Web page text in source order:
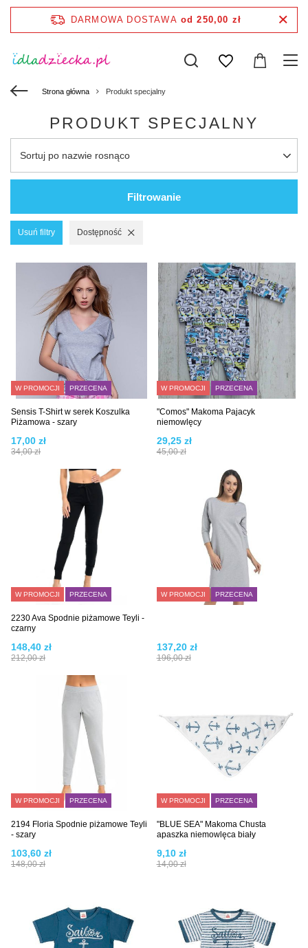
DARMOWA DOSTAWA od 250,00 zł
Strona główna Produkt specjalny
PRODUKT SPECJALNY
Sortuj po nazwie rosnąco
Filtrowanie
Usuń filtry Dostępność
W PROMOCJI PRZECENA
Sensis T-Shirt w serek Koszulka
Piżamowa - szary
34,00 zł
17,00 zł
W PROMOCJI PRZECENA
"Comos" Makoma Pajacyk
niemowlęcy
45,00 zł
29,25 zł
W PROMOCJI PRZECENA
2230 Ava Spodnie piżamowe Teyli -
czarny
212,00 zł
148,40 zł
W PROMOCJI PRZECENA
196,00 zł
137,20 zł
W PROMOCJI PRZECENA
2194 Floria Spodnie piżamowe Teyli
- szary
148,00 zł
103,60 zł
W PROMOCJI PRZECENA
"BLUE SEA" Makoma Chusta
apaszka niemowlęca biały
14,00 zł
9,10 zł